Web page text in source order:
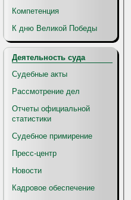
Компетенция
К дню Великой Победы
Деятельность суда
Судебные акты
Рассмотрение дел
Отчеты официальной
статистики
Судебное примирение
Пресс-центр
Новости
Кадровое обеспечение